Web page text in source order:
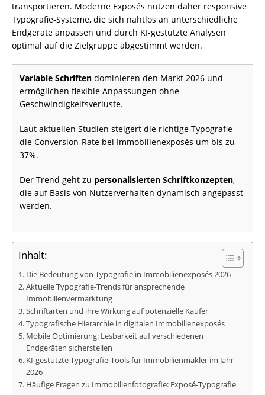
transportieren. Moderne Exposés nutzen daher responsive
Typografie-Systeme, die sich nahtlos an unterschiedliche
Endgeräte anpassen und durch KI-gestützte Analysen
optimal auf die Zielgruppe abgestimmt werden.
Variable Schriften dominieren den Markt 2026 und
ermöglichen flexible Anpassungen ohne
Geschwindigkeitsverluste.
Laut aktuellen Studien steigert die richtige Typografie
die Conversion-Rate bei Immobilienexposés um bis zu
37%.
Der Trend geht zu personalisierten Schriftkonzepten,
die auf Basis von Nutzerverhalten dynamisch angepasst
werden.
Inhalt:
Die Bedeutung von Typografie in Immobilienexposés 2026
Aktuelle Typografie-Trends für ansprechende
Immobilienvermarktung
Schriftarten und ihre Wirkung auf potenzielle Käufer
Typografische Hierarchie in digitalen Immobilienexposés
Mobile Optimierung: Lesbarkeit auf verschiedenen
Endgeräten sicherstellen
KI-gestützte Typografie-Tools für Immobilienmakler im Jahr
2026
Häufige Fragen zu Immobilienfotografie: Exposé-Typografie